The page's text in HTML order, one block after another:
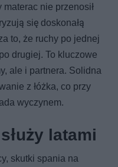
nie przenosił
się doskonałą
to, że ruchy po jednej
drugiej. To kluczowe
ale i partnera. Solidna
z łóżka, co przy
wyczynem.
latami
skutki spania na